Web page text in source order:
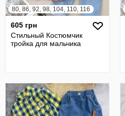
80, 86, 92, 98, 104, 110, 116
605 грн
Стильный Костюмчик
тройка для мальчика